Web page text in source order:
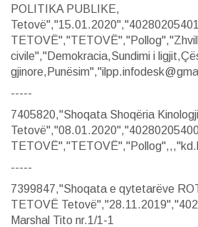
POLITIKA PUBLIKE,
civile","Demokracia,Sundimi i
-----
7405820,"Shoqata Shoqëria
-----
7399847,"Shoqata e qytetarëve
TETOVË
Marshal Tito nr.1/1-1